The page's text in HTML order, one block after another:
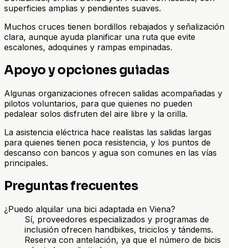
superficies amplias y pendientes suaves.
Muchos cruces tienen bordillos rebajados y señalización
clara, aunque ayuda planificar una ruta que evite
escalones, adoquines y rampas empinadas.
Apoyo y opciones guiadas
Algunas organizaciones ofrecen salidas acompañadas y
pilotos voluntarios, para que quienes no pueden
pedalear solos disfruten del aire libre y la orilla.
La asistencia eléctrica hace realistas las salidas largas
para quienes tienen poca resistencia, y los puntos de
descanso con bancos y agua son comunes en las vías
principales.
Preguntas frecuentes
¿Puedo alquilar una bici adaptada en Viena?
Sí, proveedores especializados y programas de
inclusión ofrecen handbikes, triciclos y tándems.
Reserva con antelación, ya que el número de bicis